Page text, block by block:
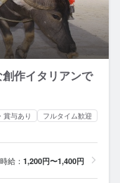
創作イタリアンで
賞与あり
フルタイム歓迎
時給： 1,200円〜1,400円